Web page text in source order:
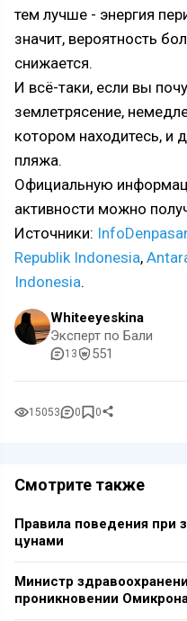
тем лучше - энергия
значит, вероятность
снижается.
И всё-таки, если вы
землетрясение,
котором находитесь, и
пляжа.
Официальную
активности можно
Источники: InfoDenpasar
Republik Indonesia,
Indonesia.
Whiteeyeskina
Эксперт по Бали
13 551
15053 0 0
Смотрите также
Правила поведения при
цунами
Министр
проникновении